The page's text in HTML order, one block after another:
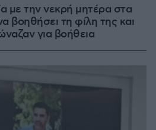
με την νεκρή μητέρα στα
βοηθήσει τη φίλη της και
για βοήθεια